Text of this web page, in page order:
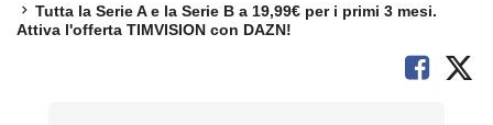
Tutta la Serie A e la Serie B a 19,99€ per i primi 3 mesi.
Attiva l'offerta TIMVISION con DAZN!